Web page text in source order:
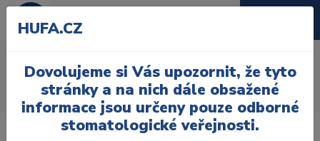
Úvod Ordinace
Ortodoncie
Ochrana měkkých tkání
HUFA.CZ
Dovolujeme si Vás upozornit, že tyto
stránky a na nich dále obsažené
informace jsou určeny pouze odborné
stomatologické veřejnosti.